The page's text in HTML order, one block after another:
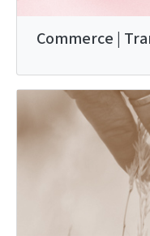
Commerce |